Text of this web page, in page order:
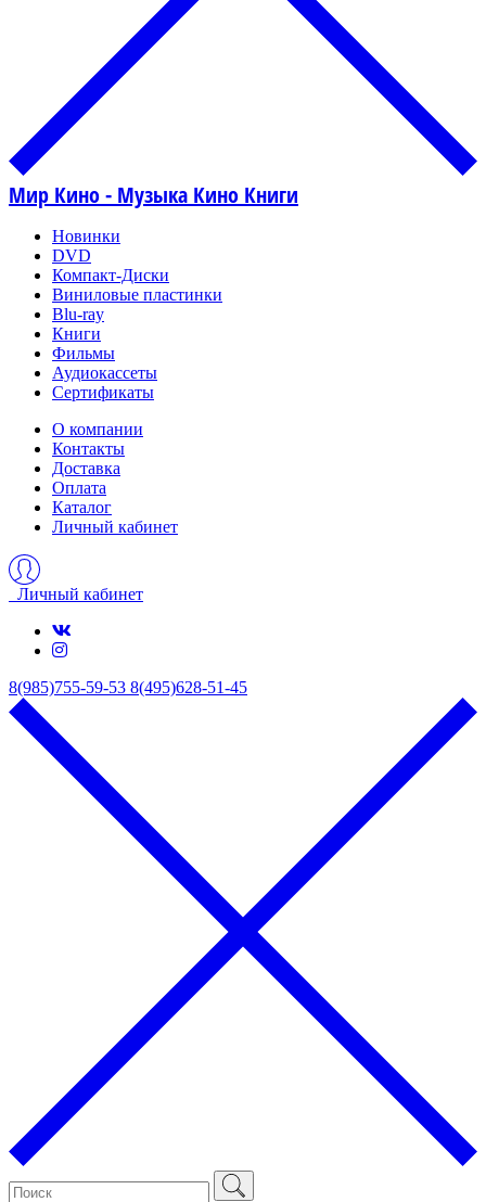
Мир Кино - Музыка Кино Книги
Новинки
DVD
Компакт-Диски
Виниловые пластинки
Blu-ray
Книги
Фильмы
Аудиокассеты
Сертификаты
О компании
Контакты
Доставка
Оплата
Каталог
Личный кабинет
Личный кабинет
8(985)755-59-53 8(495)628-51-45